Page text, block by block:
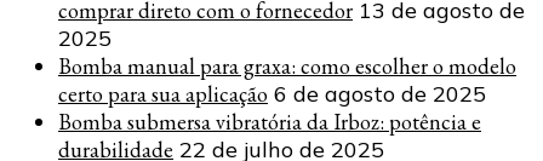
comprar direto com o fornecedor 13 de agosto de
2025
Bomba manual para graxa: como escolher o modelo
certo para sua aplicação 6 de agosto de 2025
Bomba submersa vibratória da Irboz: potência e
durabilidade 22 de julho de 2025